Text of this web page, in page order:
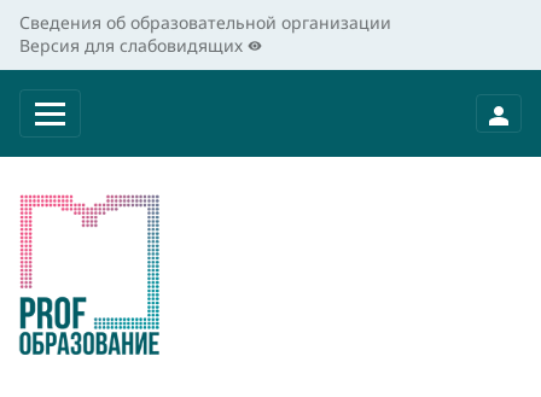
Сведения об образовательной организации
Версия для слабовидящих